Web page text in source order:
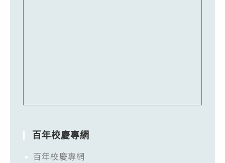
百年校慶專網
百年校慶專網